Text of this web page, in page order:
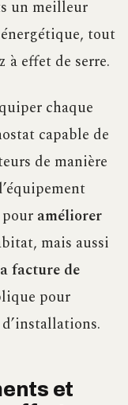
un meilleur
tout
à effet de serre.
chaque
capable de
de manière
améliorer
mais aussi
facture de
pour
et